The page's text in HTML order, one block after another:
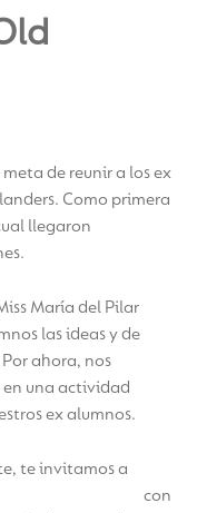
de reunir a los ex
Como primera
llegaron
María del Pilar
las ideas y de
ahora, nos
una actividad
ex alumnos.
te invitamos a
con